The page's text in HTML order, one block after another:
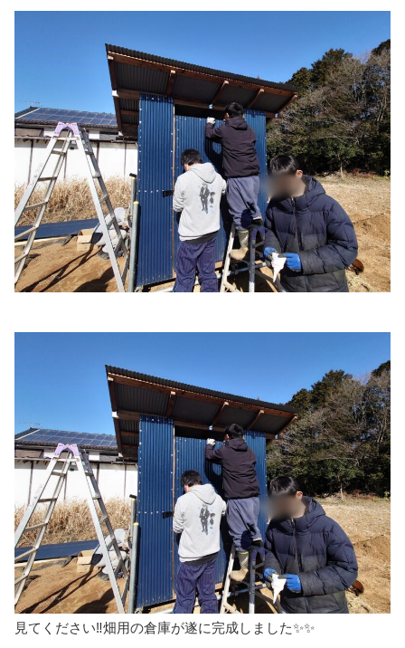
見てください‼️畑用の倉庫が遂に完成しました✨✨